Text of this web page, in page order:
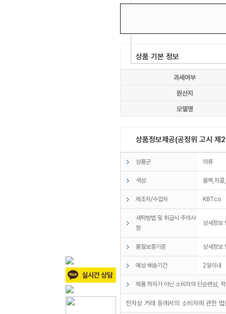
상품 기본 정보
과세여부
원산지
모델명
상품정보제공(공정위 고시
상품군 의류
색상 블랙,챠
제조자/수입자 KBTco
세탁방법 및 취급시 주의사
항
상세정보
품질보증기준 상세정보
예상 배송기간 2일이내
제품 하자가 아닌 소비자의 단순변심,
전자상 거래 등에서의 소비자에 관한